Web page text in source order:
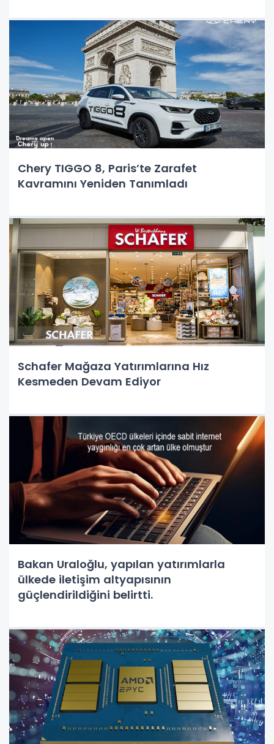
Chery TIGGO 8, Paris’te Zarafet
Kavramını Yeniden Tanımladı
Schafer Mağaza Yatırımlarına Hız
Kesmeden Devam Ediyor
Bakan Uraloğlu, yapılan yatırımlarla
ülkede iletişim altyapısının
güçlendirildiğini belirtti.